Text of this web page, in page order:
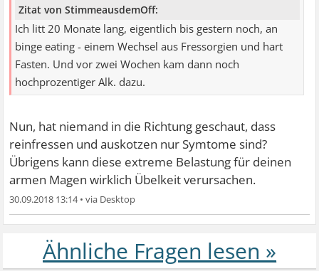
Zitat von StimmeausdemOff:
Ich litt 20 Monate lang, eigentlich bis gestern noch, an
binge eating - einem Wechsel aus Fressorgien und hart
Fasten. Und vor zwei Wochen kam dann noch
hochprozentiger Alk. dazu.
Nun, hat niemand in die Richtung geschaut, dass
reinfressen und auskotzen nur Symtome sind?
Übrigens kann diese extreme Belastung für deinen
armen Magen wirklich Übelkeit verursachen.
30.09.2018 13:14•